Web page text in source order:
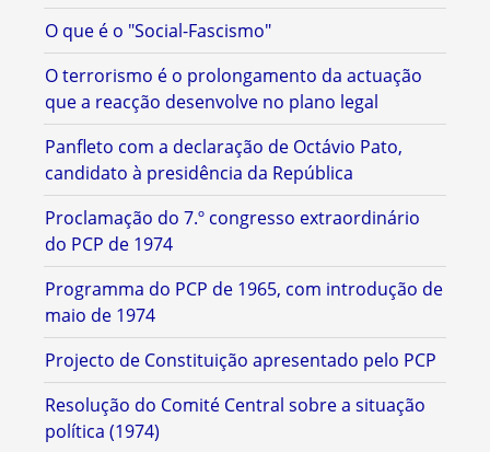
O que é o "Social-Fascismo"
O terrorismo é o prolongamento da actuação
que a reacção desenvolve no plano legal
Panfleto com a declaração de Octávio Pato,
candidato à presidência da República
Proclamação do 7.º congresso extraordinário
do PCP de 1974
Programma do PCP de 1965, com introdução de
maio de 1974
Projecto de Constituição apresentado pelo PCP
Resolução do Comité Central sobre a situação
política (1974)